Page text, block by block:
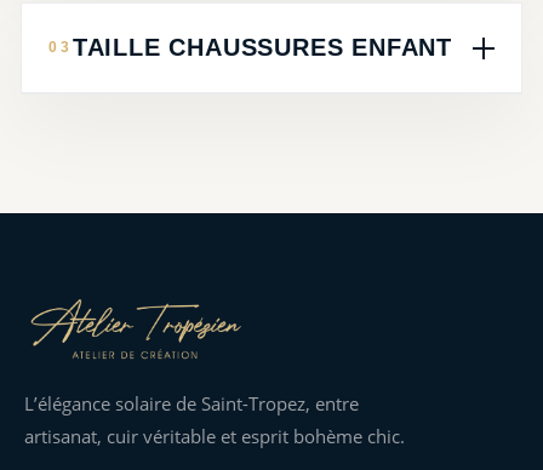
TAILLE CHAUSSURES ENFANT
L’élégance solaire de Saint-Tropez, entre
artisanat, cuir véritable et esprit bohème chic.